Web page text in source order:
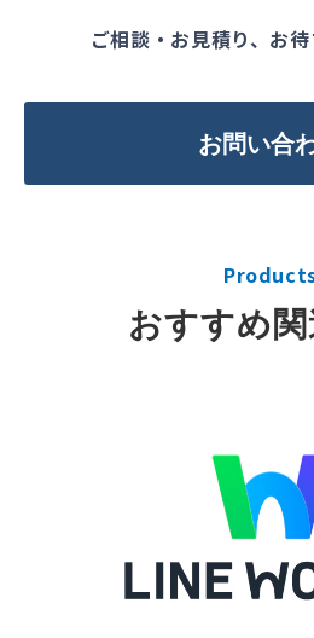
ご相談・お見積り、お
お問い合
おすすめ